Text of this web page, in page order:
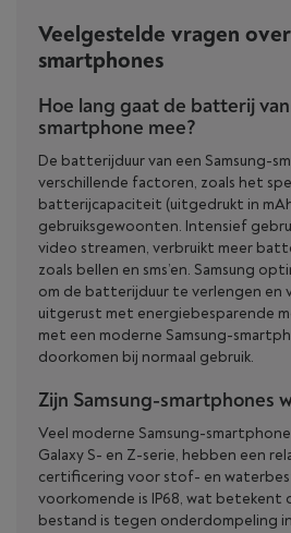
Veelgestelde vragen
smartphones
Hoe lang gaat de batterij
smartphone mee?
De batterijduur van een Samsung-
verschillende factoren, zoals het
batterijcapaciteit (uitgedrukt in
gebruiksgewoonten. Intensief
video streamen, verbruikt meer
zoals bellen en sms’en. Samsung
om de batterijduur te verlengen en
uitgerust met energiebesparende
met een moderne Samsung-
doorkomen bij normaal gebruik.
Zijn Samsung-smartphones
Veel moderne Samsung-
Galaxy S- en Z-serie, hebben een
certificering voor stof- en
voorkomende is IP68, wat
bestand is tegen onderdompeling